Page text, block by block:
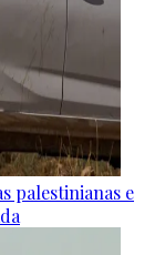
palestinianas e